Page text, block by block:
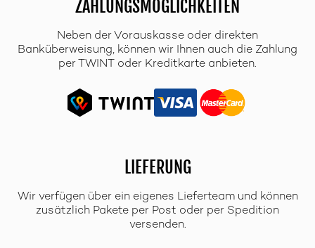
ZAHLUNGSMÖGLICHKEITEN
Neben der Vorauskasse oder direkten
Banküberweisung, können wir Ihnen auch die Zahlung
per TWINT oder Kreditkarte anbieten.
LIEFERUNG
Wir verfügen über ein eigenes Lieferteam und können
zusätzlich Pakete per Post oder per Spedition
versenden.